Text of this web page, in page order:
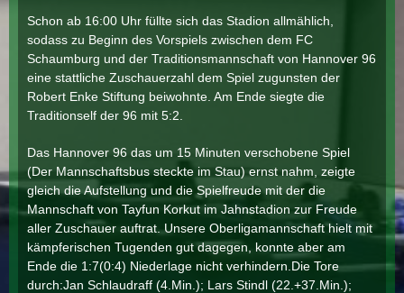
Schon ab 16:00 Uhr füllte sich das Stadion allmählich,
sodass zu Beginn des Vorspiels zwischen dem FC
Schaumburg und der Traditionsmannschaft von Hannover 96
eine stattliche Zuschauerzahl dem Spiel zugunsten der
Robert Enke Stiftung beiwohnte. Am Ende siegte die
Traditionself der 96 mit 5:2.
Das Hannover 96 das um 15 Minuten verschobene Spiel
(Der Mannschaftsbus steckte im Stau) ernst nahm, zeigte
gleich die Aufstellung und die Spielfreude mit der die
Mannschaft von Tayfun Korkut im Jahnstadion zur Freude
aller Zuschauer auftrat. Unsere Oberligamannschaft hielt mit
kämpferischen Tugenden gut dagegen, konnte aber am
Ende die 1:7(0:4) Niederlage nicht verhindern.Die Tore
durch:Jan Schlaudraff (4.Min.); Lars Stindl (22.+37.Min.);